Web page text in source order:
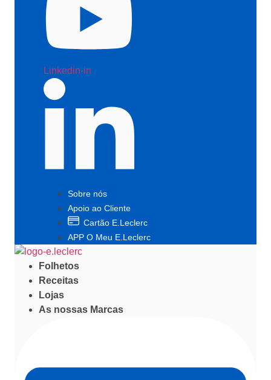
Linkedin-in
Sobre nós
Apoio ao Cliente
Cartão E.Leclerc
APP O Meu E.Leclerc
Folhetos
Receitas
Lojas
As nossas Marcas